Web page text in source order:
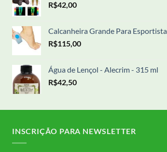
R$42,00
Calcanheira Grande Para Esportista
R$115,00
Água de Lençol - Alecrim - 315 ml
R$42,50
INSCRIÇÃO PARA NEWSLETTER